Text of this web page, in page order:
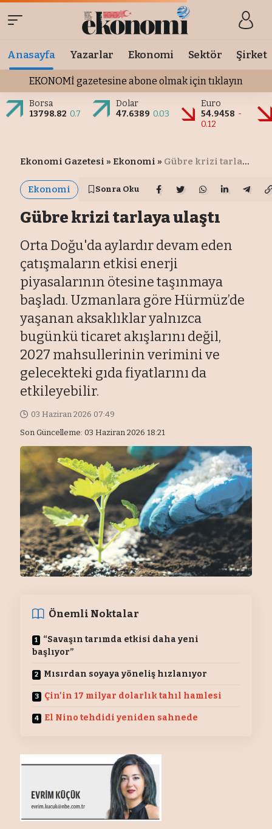
Anasayfa Yazarlar Ekonomi Sektör Şirket
EKONOMİ gazetesine abone olmak için tıklayın
Borsa
13798.82 0.7
Dolar
47.6389 0.03
Euro
54.9458 -
0.12
Ekonomi Gazetesi » Ekonomi » Gübre krizi tarlaya ulaştı
Ekonomi Sonra Oku
Gübre krizi tarlaya ulaştı
Orta Doğu'da aylardır devam eden
çatışmaların etkisi enerji
piyasalarının ötesine taşınmaya
başladı. Uzmanlara göre Hürmüz’de
yaşanan aksaklıklar yalnızca
bugünkü ticaret akışlarını değil,
2027 mahsullerinin verimini ve
gelecekteki gıda fiyatlarını da
etkileyebilir.
Son Güncelleme: 03 Haziran 2026 18:21
03 Haziran 2026 07:49
Önemli Noktalar
“Savaşın tarımda etkisi daha yeni
başlıyor”
Mısırdan soyaya yöneliş hızlanıyor
Çin'in 17 milyar dolarlık tahıl hamlesi
El Nino tehdidi yeniden sahnede